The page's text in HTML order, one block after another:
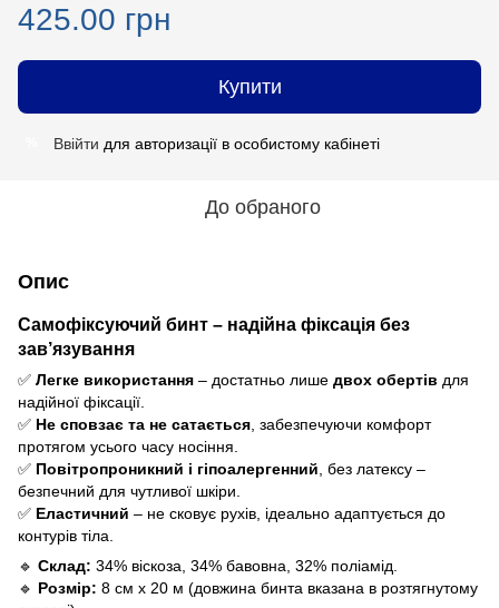
425.00 грн
Купити
Ввійти для авторизації в особистому кабінеті
До обраного
Опис
Самофіксуючий бинт – надійна фіксація без
зав’язування
✅ Легке використання – достатньо лише двох обертів для
надійної фіксації.
✅ Не сповзає та не сатається , забезпечуючи комфорт
протягом усього часу носіння.
✅ Повітропроникний і гіпоалергенний , без латексу –
безпечний для чутливої шкіри.
✅ Еластичний – не сковує рухів, ідеально адаптується до
контурів тіла.
🔹 Склад: 34% віскоза, 34% бавовна, 32% поліамід.
🔹 Розмір: 8 см х 20 м (довжина бинта вказана в розтягнутому